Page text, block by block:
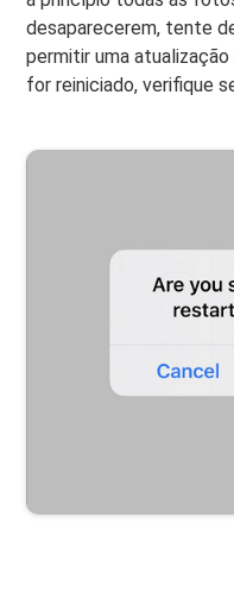
desaparecerem, tente
permitir uma
for reiniciado, verifique